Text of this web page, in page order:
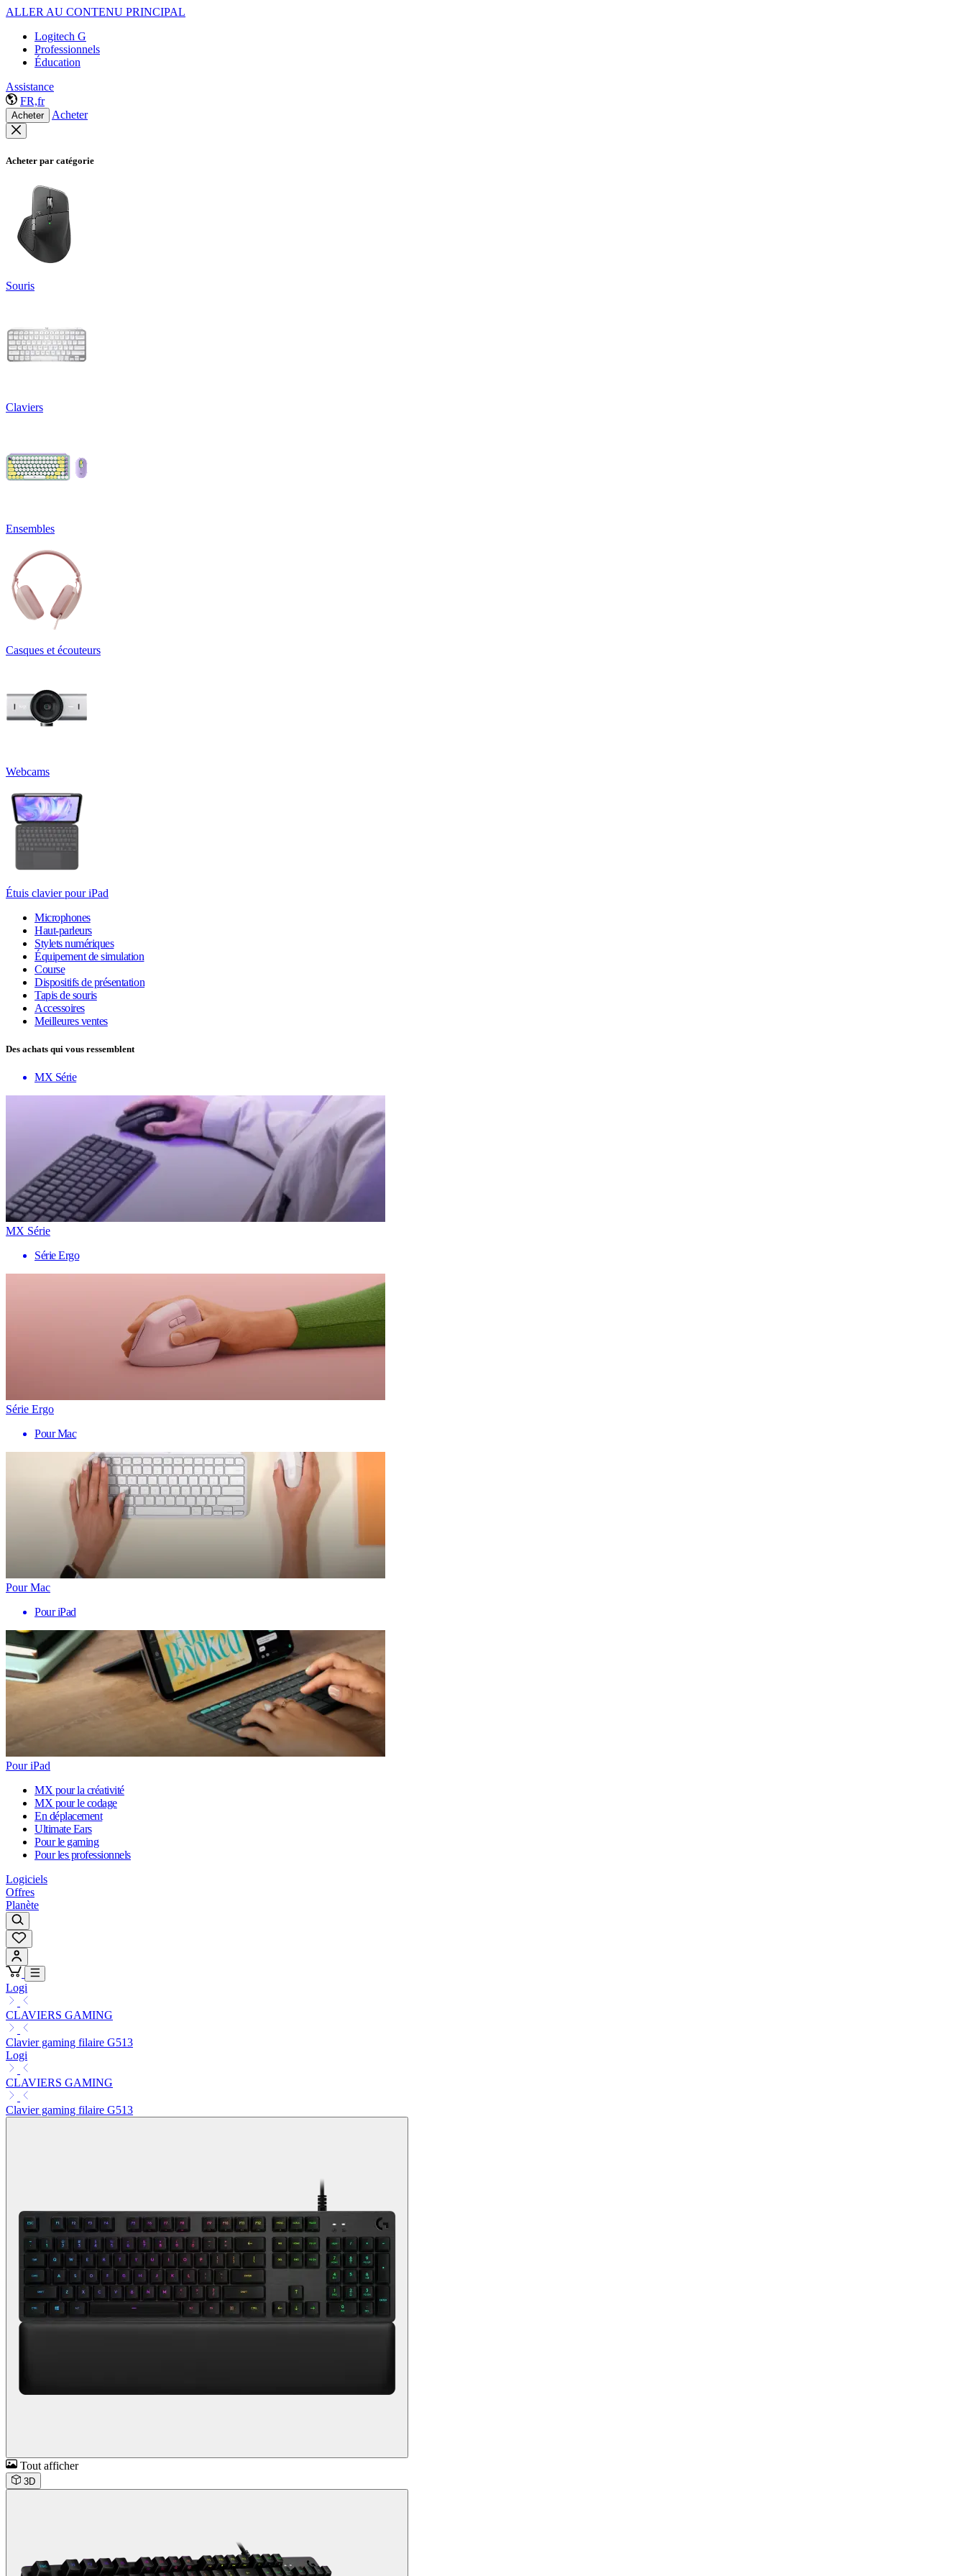
ALLER AU CONTENU PRINCIPAL
Logitech G
Professionnels
Éducation
Assistance
FR,fr
Acheter Acheter
Acheter par catégorie
Souris
Claviers
Ensembles
Casques et écouteurs
Webcams
Étuis clavier pour iPad
Microphones
Haut-parleurs
Stylets numériques
Équipement de simulation
Course
Dispositifs de présentation
Tapis de souris
Accessoires
Meilleures ventes
Des achats qui vous ressemblent
MX Série
MX Série
Série Ergo
Série Ergo
Pour Mac
Pour Mac
Pour iPad
Pour iPad
MX pour la créativité
MX pour le codage
En déplacement
Ultimate Ears
Pour le gaming
Pour les professionnels
Logiciels
Offres
Planète
Logi
CLAVIERS GAMING
Clavier gaming filaire G513
Logi
CLAVIERS GAMING
Clavier gaming filaire G513
Tout afficher
3D